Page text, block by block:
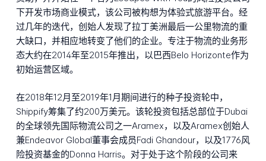
下开发市场商业模式，该公司被构想为体验式旅游平台。经
过几年的迭代，创始人发现了拉丁美洲最后一公里物流的重
大缺口，并相应地转变了他们的企业。专注于物流的业务形
态大约在2014年至2015年推出，以巴西Belo Horizonte作为
初始运营区域。
在2018年12月至2019年1月期间进行的种子投资轮中，
Shippify筹集了约200万美元。该轮投资包括总部位于Dubai
的全球领先国际物流公司之一Aramex，以及Aramex创始人
兼Endeavor Global董事会成员Fadi Ghandour，以及1776风
险投资基金的Donna Harris。对于处于这个阶段的公司来